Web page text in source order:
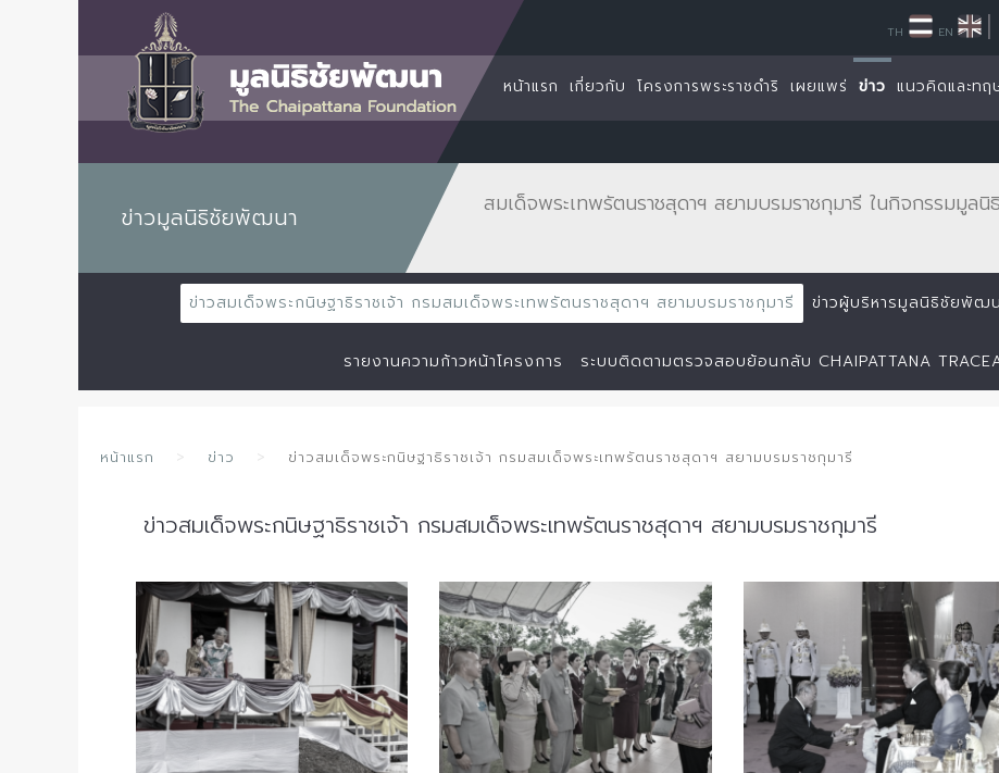
หน้าแรก เกี่ยวกับ โครงการพระราชดำริ เผยแพร่ ข่าว แนวคิดและทฤ
TH EN |
ข่าวมูลนิธิชัยพัฒนา สมเด็จพระเทพรัตนราชสุดาฯ สยามบรมราชกุมารี ในกิจกรรมมูล
ข่าวสมเด็จพระกนิษฐาธิราชเจ้า กรมสมเด็จพระเทพรัตนราชสุดาฯ สยามบรมราชกุมารี ข่าวผู้บริหารมูลนิธิชัยพัฒ
รายงานความก้าวหน้าโครงการ ระบบติดตามตรวจสอบย้อนกลับ CHAIPATTANA
หน้าแรก ข่าว ข่าวสมเด็จพระกนิษฐาธิราชเจ้า กรมสมเด็จพระเทพรัตนราชสุดาฯ สยามบรมราชกุมารี
ข่าวสมเด็จพระกนิษฐาธิราชเจ้า กรมสมเด็จพระเทพรัตนราชสุดาฯ สยามบรมราชกุมารี